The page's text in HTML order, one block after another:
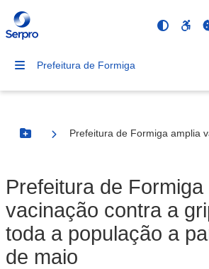
Prefeitura de Formiga
Botão Menu
Prefeitura de Formiga amplia
Prefeitura de Formiga
vacinação contra a
toda a população a
de maio